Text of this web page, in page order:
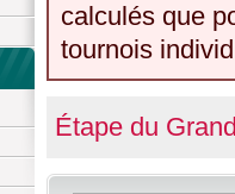
calculés que
tournois
Étape du